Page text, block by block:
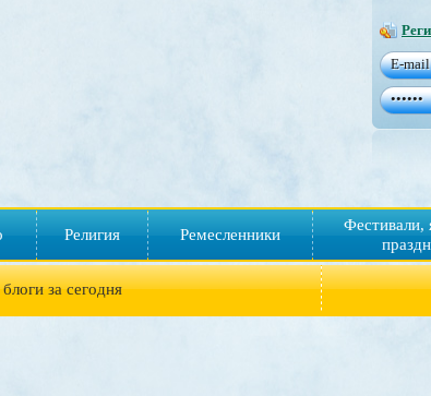
Религия Ремесленники
Фестивали,
за сегодня